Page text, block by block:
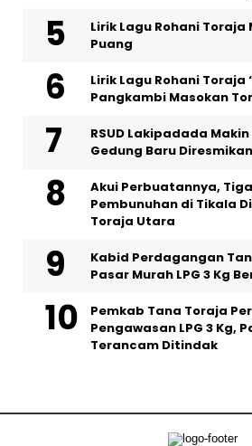
Lirik Lagu Rohani Toraja
Puang
Lirik Lagu Rohani Toraja
Pangkambi Masokan
RSUD Lakipadada
Gedung Baru Diresmikan
Akui Perbuatannya,
Pembunuhan di Tikala
Toraja Utara
Kabid Perdagangan
Pasar Murah LPG 3 Kg
Pemkab Tana Toraja
Pengawasan LPG 3 Kg,
Terancam Ditindak